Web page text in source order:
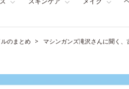
のまとめ マシンガンズ滝沢さんに聞く